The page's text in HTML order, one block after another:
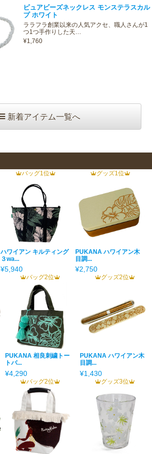
ピュアビーズネックレス モンステラスカル
プ ホワイト
ララフラ創業以来の人気アクセ、職人さんが1
つ1つ手作りした天…
¥1,760
新着アイテム一覧へ
バッグ1位
ハワイアン キルティング
３wa...
¥5,940
グッズ1位
PUKANA ハワイアン木
目調...
¥2,750
バッグ2位
PUKANA 相良刺繍トー
トバ...
¥4,290
グッズ2位
PUKANA ハワイアン木
目調...
¥1,430
バッグ2位 グッズ3位